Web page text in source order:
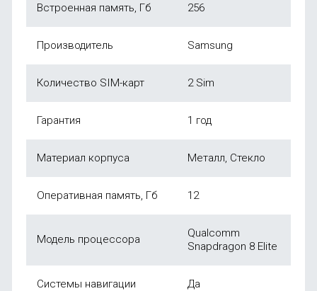
Встроенная память, Гб 256
Производитель Samsung
Количество SIM-карт 2 Sim
Гарантия 1 год
Материал корпуса Металл, Стекло
Оперативная память, Гб 12
Модель процессора
Qualcomm
Snapdragon 8 Elite
Системы навигации Да